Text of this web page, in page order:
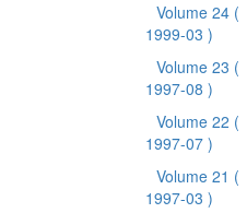
Volume 24 (
1999-03 )
Volume 23 (
1997-08 )
Volume 22 (
1997-07 )
Volume 21 (
1997-03 )